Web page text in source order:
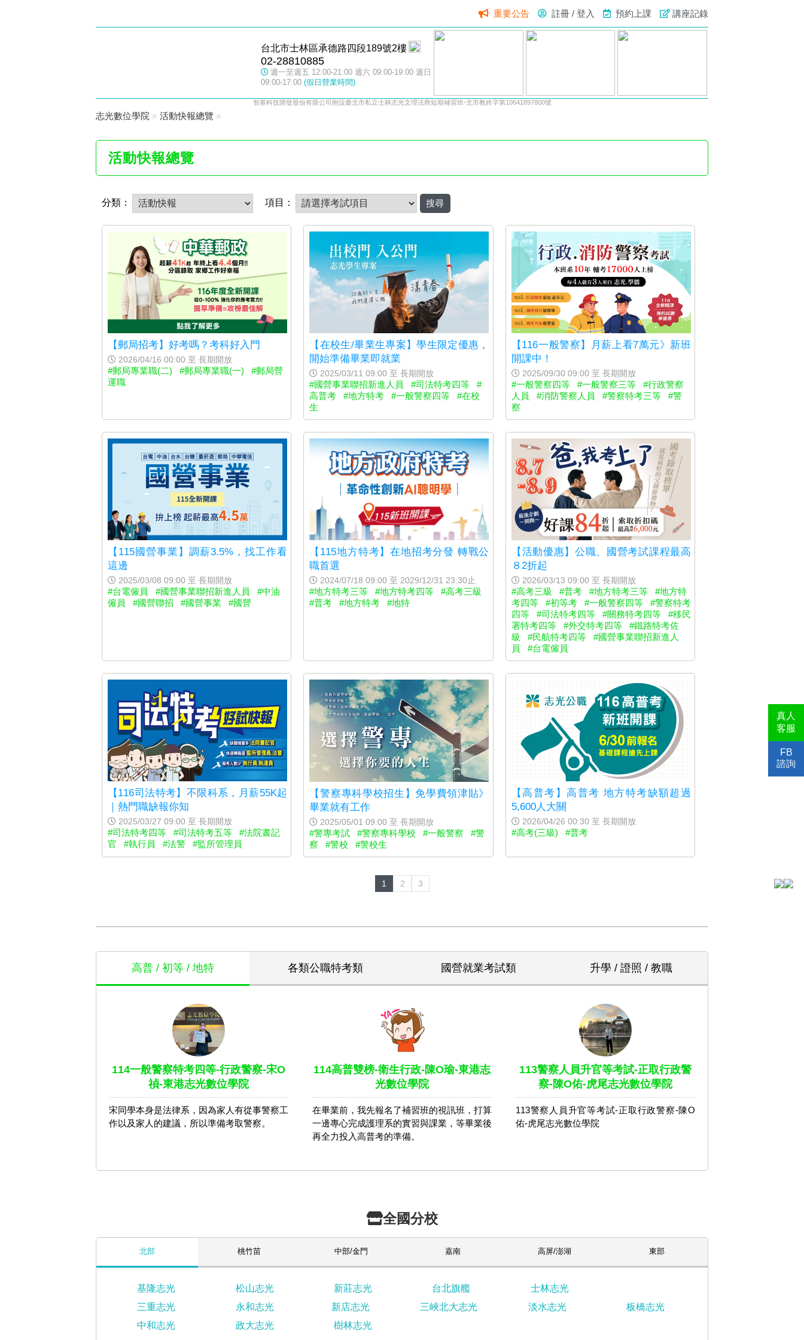
重要公告 註冊 / 登入 預約上課 講座記錄
台北市士林區承德路四段189號2樓
02-28810885
週一至週五 12:00-21:00 週六 09:00-19:00 週日
09:00-17:00 (假日營業時間)
真人
客服
FB
諮詢
智基科技開發股份有限公司附設臺北市私立士林志光文理法商短期補習班-北市教終字第10641897800號
志光數位學院 » 活動快報總覽 »
活動快報總覽
分類： 項目：
【郵局招考】好考嗎？考科好入門
2026/04/16 00:00 至 長期開放
#郵局專業職(二) #郵局專業職(一)
#郵局營
運職
【在校生/畢業生專案】學生限定優惠，
開始準備畢業即就業
2025/03/11 09:00 至 長期開放
#國營事業聯招新進人員 #司法特考四等
#
高普考
#地方特考 #一般警察四等
#在校
生
【116一般警察】月薪上看7萬元》新班
開課中！
2025/09/30 09:00 至 長期開放
#一般警察四等 #一般警察三等
#行政警察
人員
#消防警察人員 #警察特考三等
#警
察
【115國營事業】調薪3.5%，找工作看
這邊
2025/03/08 09:00 至 長期開放
#台電僱員 #國營事業聯招新進人員
#中油
僱員
#國營聯招 #國營事業 #國營
【115地方特考】在地招考分發 轉戰公
職首選
2024/07/18 09:00 至 2029/12/31 23:30止
#地方特考三等 #地方特考四等
#高考三級
#普考
#地方特考 #地特
【活動優惠】公職、國營考試課程最高
８2折起
2026/03/13 09:00 至 長期開放
#高考三級 #普考 #地方特考三等
#地方特
考四等
#初等考 #一般警察四等
#警察特考
四等
#司法特考四等 #關務特考四等
#移民
署特考四等
#外交特考四等
#鐵路特考佐
級
#民航特考四等
#國營事業聯招新進人
員
#台電僱員
【116司法特考】不限科系，月薪55K起
｜熱門職缺報你知
2025/03/27 09:00 至 長期開放
#司法特考四等 #司法特考五等
#法院書記
官
#執行員 #法警 #監所管理員
【警察專科學校招生】免學費領津貼》
畢業就有工作
2025/05/01 09:00 至 長期開放
#警專考試 #警察專科學校 #一般警察
#警
察
#警校 #警校生
【高普考】高普考 地方特考缺額超過
5,600人大關
2026/04/26 00:30 至 長期開放
#高考(三級) #普考
1 2 3
高普 / 初等 / 地特 各類公職特考類 國營就業考試類 升學 / 證照 / 教職
114一般警察特考四等-行政警察-宋O
禎-東港志光數位學院
宋同學本身是法律系，因為家人有從事警察工
作以及家人的建議，所以準備考取警察。
114高普雙榜-衛生行政-陳O瑜-東港志
光數位學院
在畢業前，我先報名了補習班的視訊班，打算
一邊專心完成護理系的實習與課業，等畢業後
再全力投入高普考的準備。
113警察人員升官等考試-正取行政警
察-陳O佑-虎尾志光數位學院
113警察人員升官等考試-正取行政警察-陳O
佑-虎尾志光數位學院
全國分校
北部 桃竹苗 中部/金門 嘉南 高屏/澎湖 東部
基隆志光 松山志光 新莊志光 台北旗艦
士林志光
三重志光
永和志光 新店志光 三峽北大志光 淡水志光
板橋志光
中和志光
政大志光 樹林志光